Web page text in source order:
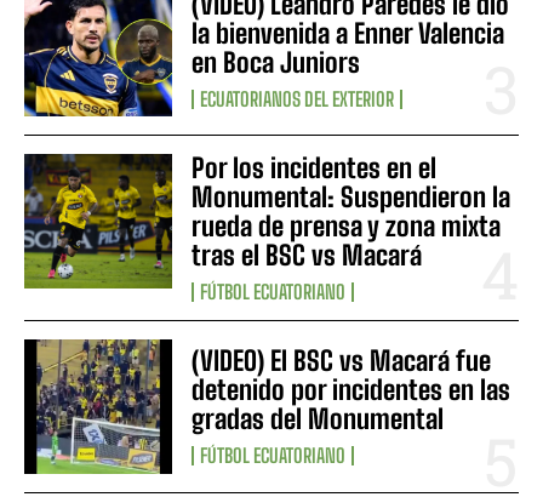
la bienvenida a Enner Valencia
en Boca Juniors
ECUATORIANOS DEL EXTERIOR
Por los incidentes en el
Monumental: Suspendieron la
rueda de prensa y zona mixta
tras el BSC vs Macará
FÚTBOL ECUATORIANO
(VIDEO) El BSC vs Macará fue
detenido por incidentes en las
gradas del Monumental
FÚTBOL ECUATORIANO